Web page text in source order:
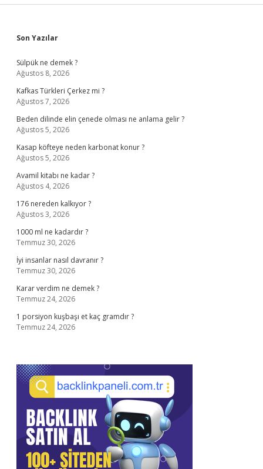
Sidebar
Son Yazılar
Sülpük ne demek ?
Ağustos 8, 2026
Kafkas Türkleri Çerkez mi ?
Ağustos 7, 2026
Beden dilinde elin çenede olması ne anlama gelir ?
Ağustos 5, 2026
Kasap köfteye neden karbonat konur ?
Ağustos 5, 2026
Avamil kitabı ne kadar ?
Ağustos 4, 2026
176 nereden kalkıyor ?
Ağustos 3, 2026
1000 ml ne kadardır ?
Temmuz 30, 2026
İyi insanlar nasıl davranır ?
Temmuz 30, 2026
Karar verdim ne demek ?
Temmuz 24, 2026
1 porsiyon kuşbaşı et kaç gramdır ?
Temmuz 24, 2026